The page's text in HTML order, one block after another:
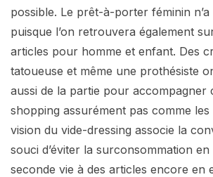
possible. Le prêt-à-porter féminin n’a
puisque l’on retrouvera également
articles pour homme et enfant. Des
tatoueuse et même une prothésiste
aussi de la partie pour accompagner
shopping assurément pas comme
vision du vide-dressing associe la
souci d’éviter la surconsommation
seconde vie à des articles encore en